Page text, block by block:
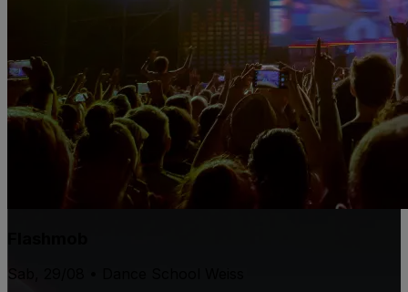
Sab, 29/08 • Dance School Weiss